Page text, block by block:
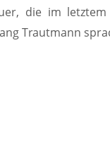
die im letztem
Trautmann